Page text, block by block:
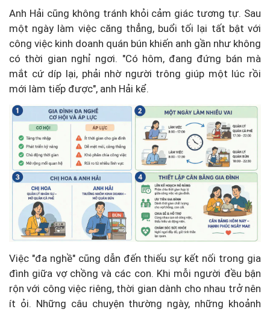
Anh Hải cũng không tránh khỏi cảm giác tương tự. Sau
một ngày làm việc căng thẳng, buổi tối lại tất bật với
công việc kinh doanh quán bún khiến anh gần như không
có thời gian nghỉ ngơi. "Có hôm, đang đứng bán mà
mắt cứ díp lại, phải nhờ người trông giúp một lúc rồi
mới làm tiếp được", anh Hải kể.
Việc "đa nghề" cũng dẫn đến thiếu sự kết nối trong gia
đình giữa vợ chồng và các con. Khi mỗi người đều bận
rộn với công việc riêng, thời gian dành cho nhau trở nên
ít ỏi. Những câu chuyện thường ngày, những khoảnh